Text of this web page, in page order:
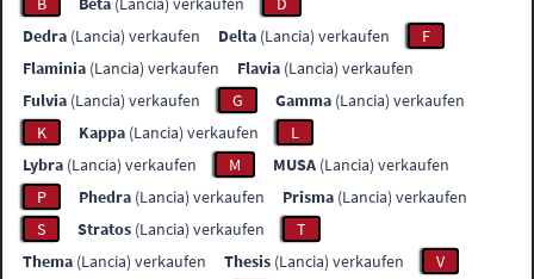
Dedra (Lancia) verkaufen Delta (Lancia) verkaufen
F
Flaminia (Lancia) verkaufen Flavia (Lancia) verkaufen
Fulvia (Lancia) verkaufen G Gamma (Lancia) verkaufen
K
Kappa (Lancia) verkaufen
L
Lybra (Lancia) verkaufen M MUSA (Lancia) verkaufen
P
Phedra (Lancia) verkaufen Prisma (Lancia) verkaufen
S
Stratos (Lancia) verkaufen
T
Thema (Lancia) verkaufen Thesis (Lancia) verkaufen
V